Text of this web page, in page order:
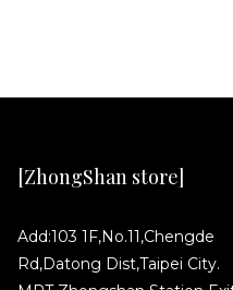
[ZhongShan store]
Add:103 1F,No.11,Chengde
Rd,Datong Dist,Taipei City.